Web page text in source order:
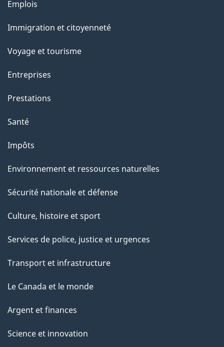
Thèmes
sujets
Emplois
Immigration et citoyenneté
Voyage et tourisme
Entreprises
Prestations
Santé
Impôts
Environnement et ressources naturelles
Sécurité nationale et défense
Culture, histoire et sport
Services de police, justice et urgences
Transport et infrastructure
Le Canada et le monde
Argent et finances
Science et innovation